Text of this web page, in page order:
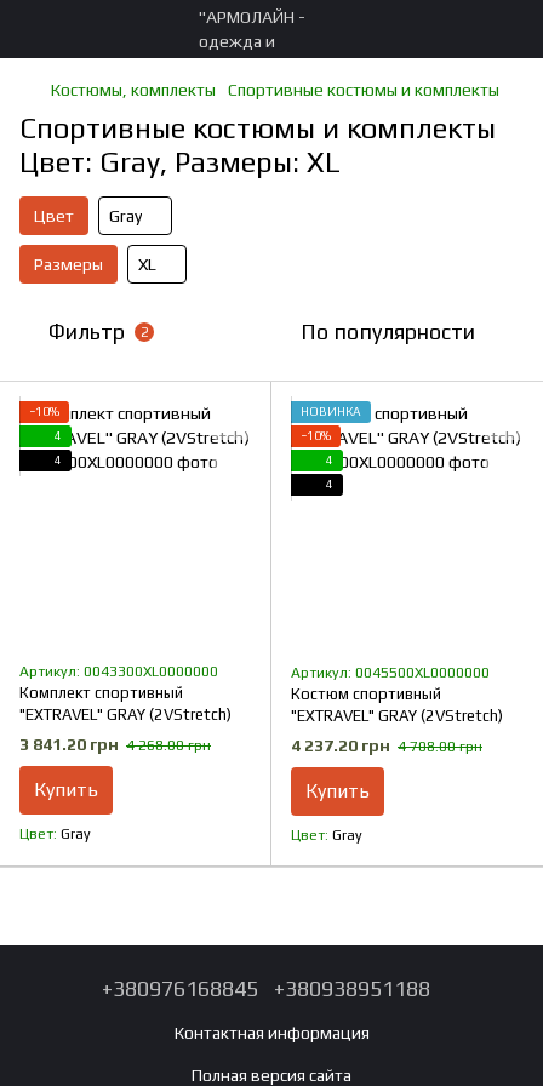
Костюмы, комплекты Спортивные костюмы и комплекты
Спортивные костюмы и комплекты
Цвет: Gray, Размеры: XL
Цвет Gray
Размеры XL
Фильтр 2 По популярности
−10%
4
4
Артикул: 0043300XL0000000
Комплект спортивный
"EXTRAVEL" GRAY (2VStretch)
3 841.20 грн 4 268.00 грн
Купить
Цвет Gray
НОВИНКА
−10%
4
4
Артикул: 0045500XL0000000
Костюм спортивный
"EXTRAVEL" GRAY (2VStretch)
4 237.20 грн 4 708.00 грн
Купить
Цвет Gray
+380976168845 +380938951188
Контактная информация
Полная версия сайта